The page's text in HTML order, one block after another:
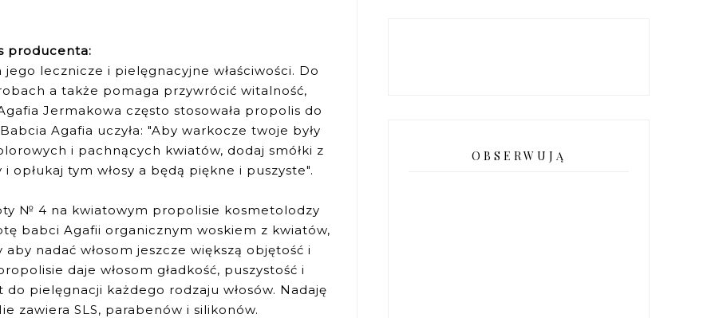
producenta:
lecznicze i pielęgnacyjne właściwości. Do
a także pomaga przywrócić witalność,
Jermakowa często stosowała propolis do
Agafia uczyła: "Aby warkocze twoje były
i pachnących kwiatów, dodaj smółki z
tym włosy a będą piękne i puszyste".
№ 4 na kwiatowym propolisie kosmetolodzy
babci Agafii organicznym woskiem z kwiatów,
nadać włosom jeszcze większą objętość i
daje włosom gładkość, puszystość i
pielęgnacji każdego rodzaju włosów. Nadaję
zawiera SLS, parabenów i silikonów.
OBSERWUJĄ